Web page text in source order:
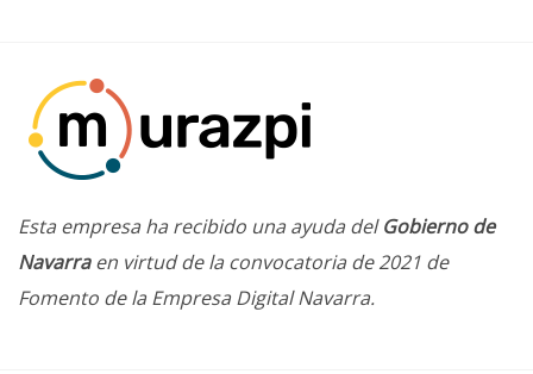
Esta empresa ha recibido una ayuda delGobierno de
Navarraen virtud de la convocatoria de 2021 de
Fomento de la Empresa Digital Navarra.